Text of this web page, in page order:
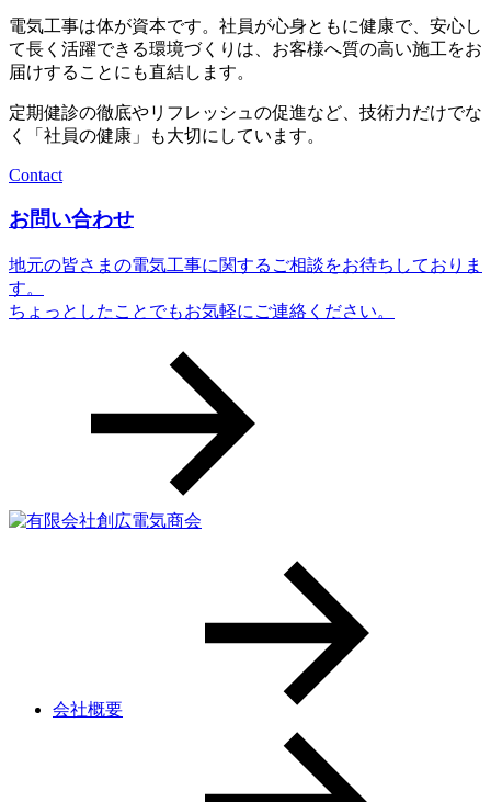
電気工事は体が資本です。社員が心身ともに健康で、安心し
て長く活躍できる環境づくりは、お客様へ質の高い施工をお
届けすることにも直結します。
定期健診の徹底やリフレッシュの促進など、技術力だけでな
く「社員の健康」も大切にしています。
Contact
お問い合わせ
地元の皆さまの電気工事に関するご相談をお待ちしておりま
す。
ちょっとしたことでもお気軽にご連絡ください。
会社概要